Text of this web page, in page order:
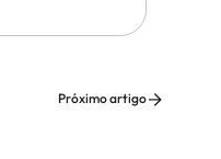
Próximo artigo